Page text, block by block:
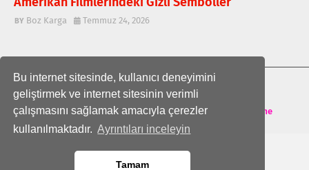
Bu internet sitesinde, kullanıcı deneyimini
geliştirmek ve internet sitesinin verimli
çalışmasını sağlamak amacıyla çerezler
kullanılmaktadır. Ayrıntıları inceleyin
Tamam
Boz Karga Temmuz 24, 2026
ANA SAYFA
Crafted with byTemplatesYard| Distributed by Theme